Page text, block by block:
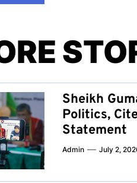
Sheikh
Politics,
Statement
Admin July 2,